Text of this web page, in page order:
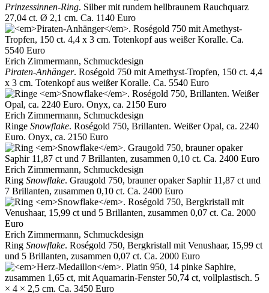
Prinzessinnen-Ring. Silber mit rundem hellbraunem Rauchquarz
27,04 ct. Ø 2,1 cm. Ca. 1140 Euro
Erich Zimmermann, Schmuckdesign
Piraten-Anhänger. Roségold 750 mit Amethyst-Tropfen, 150 ct. 4,4
x 3 cm. Totenkopf aus weißer Koralle. Ca. 5540 Euro
Erich Zimmermann, Schmuckdesign
Ringe Snowflake. Roségold 750, Brillanten. Weißer Opal, ca. 2240
Euro. Onyx, ca. 2150 Euro
Erich Zimmermann, Schmuckdesign
Ring Snowflake. Graugold 750, brauner opaker Saphir 11,87 ct und
7 Brillanten, zusammen 0,10 ct. Ca. 2400 Euro
Erich Zimmermann, Schmuckdesign
Ring Snowflake. Roségold 750, Bergkristall mit Venushaar, 15,99 ct
und 5 Brillanten, zusammen 0,07 ct. Ca. 2000 Euro